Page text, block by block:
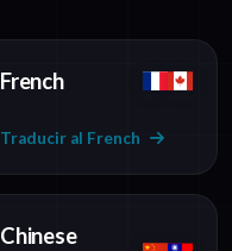
French
Traducir al French
Chinese